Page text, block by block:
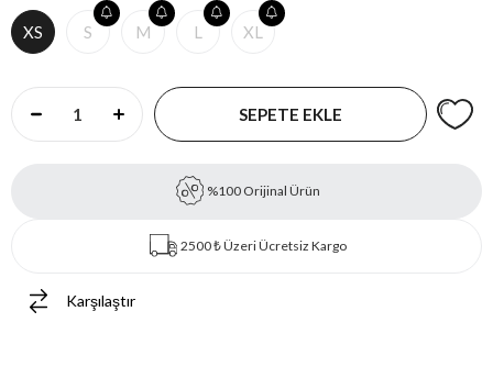
XS S M L XL
%100 Orijinal Ürün
2500 ₺ Üzeri Ücretsiz Kargo
Karşılaştır